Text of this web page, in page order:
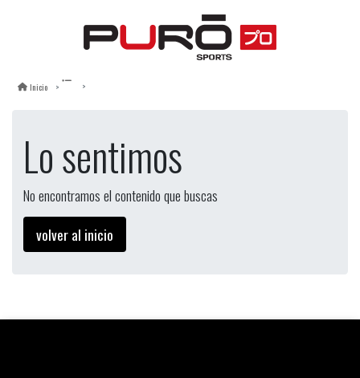
Inicio
Lo sentimos
No encontramos el contenido que buscas
volver al inicio